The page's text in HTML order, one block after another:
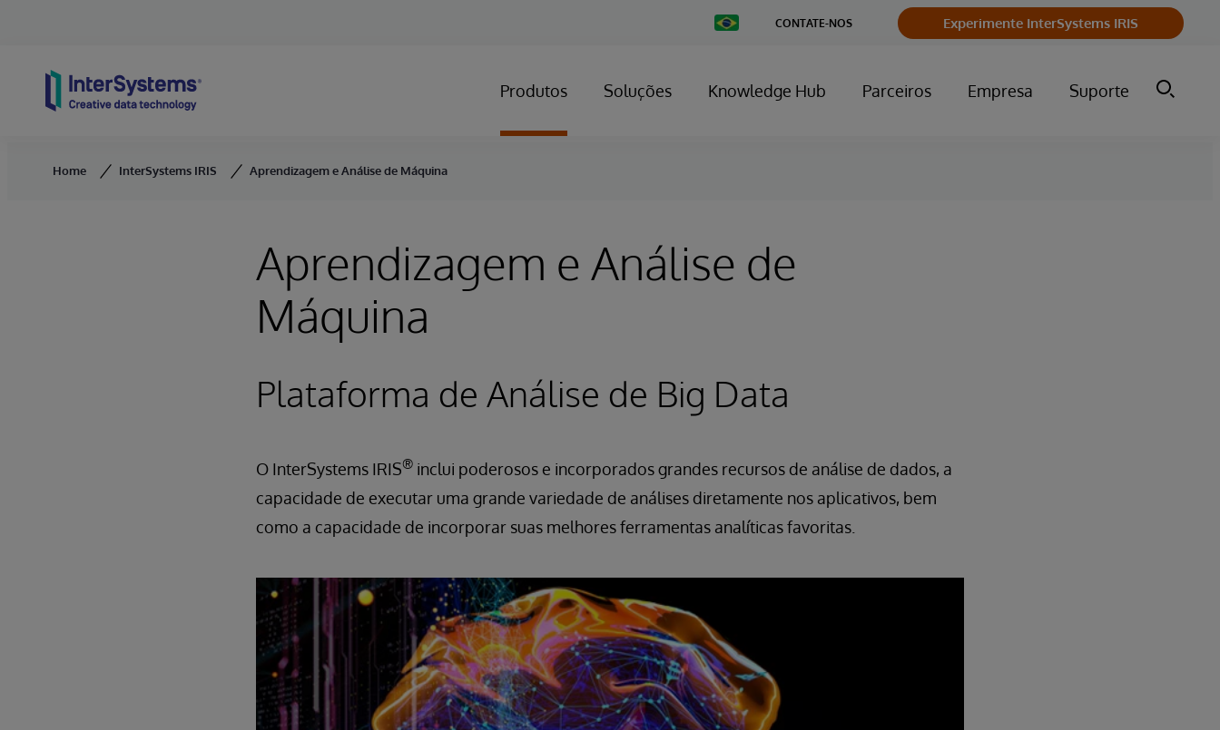
Change
Country
CONTATE-NOS Experimente InterSystems IRIS
Produtos Soluções Knowledge Hub Parceiros Empresa Suporte
Home InterSystems IRIS Aprendizagem e Análise de Máquina
Aprendizagem e Análise de
Máquina
Plataforma de Análise de Big Data
O InterSystems IRIS® inclui poderosos e incorporados grandes recursos de análise de dados, a
capacidade de executar uma grande variedade de análises diretamente nos aplicativos, bem
como a capacidade de incorporar suas melhores ferramentas analíticas favoritas.